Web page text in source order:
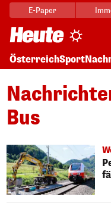
E-Paper
ÖsterreichSport
Bus